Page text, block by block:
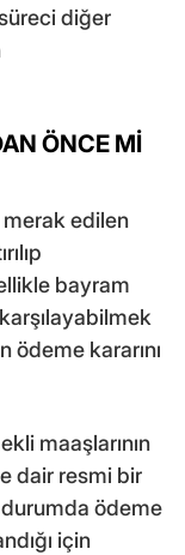
diğer
ÖNCE Mİ
merak edilen
bayram
ödeme kararını
maaşlarının
dair resmi bir
ödeme
için